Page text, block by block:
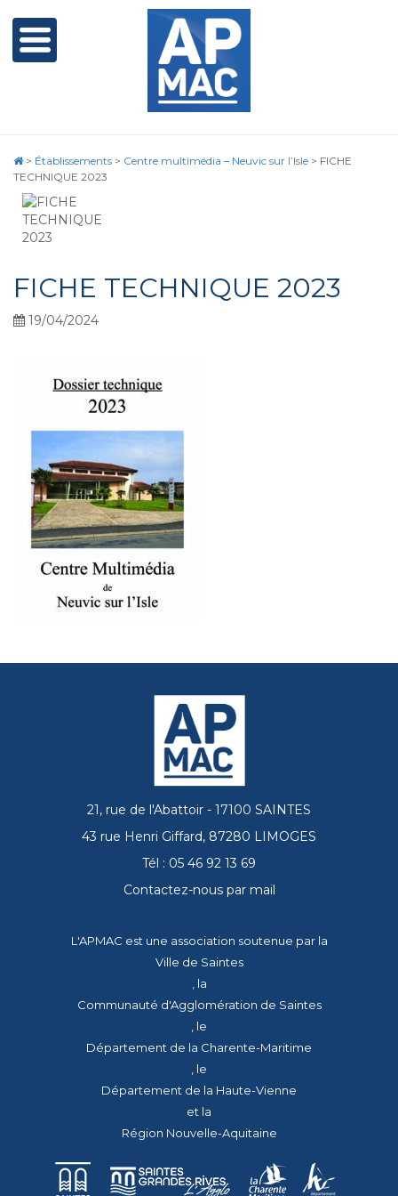
> Établissements > Centre multimédia – Neuvic sur l’Isle > FICHE
TECHNIQUE 2023
FICHE TECHNIQUE 2023
19/04/2024
21, rue de l'Abattoir - 17100 SAINTES
43 rue Henri Giffard, 87280 LIMOGES
Tél : 05 46 92 13 69
Contactez-nous par mail
L'APMAC est une association soutenue par la
Ville de Saintes
, la
Communauté d'Agglomération de Saintes
, le
Département de la Charente-Maritime
, le
Département de la Haute-Vienne
et la
Région Nouvelle-Aquitaine